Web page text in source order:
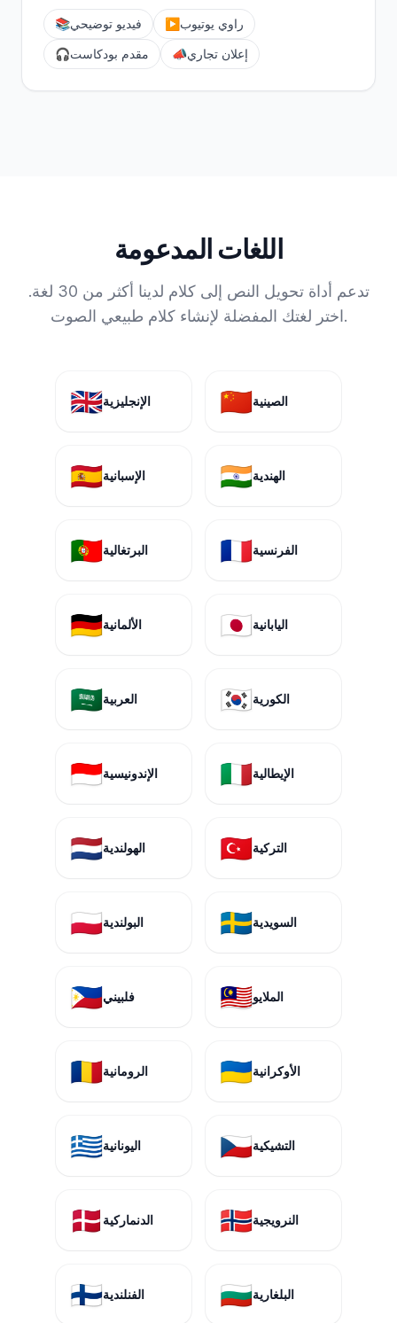
📚فيديو توضيحي ▶️ راوي يوتيوب
🎧مقدم بودكاست 📣إعلان تجاري
اللغات المدعومة
تدعم أداة تحويل النص إلى كلام لدينا أكثر من 30 لغة.
اختر لغتك المفضلة لإنشاء كلام طبيعي الصوت.
🇬🇧الإنجليزية 🇨🇳الصينية
🇪🇸الإسبانية 🇮🇳الهندية
🇵🇹البرتغالية 🇫🇷الفرنسية
🇩🇪الألمانية 🇯🇵اليابانية
🇸🇦العربية 🇰🇷الكورية
🇮🇩الإندونيسية 🇮🇹الإيطالية
🇳🇱الهولندية 🇹🇷التركية
🇵🇱البولندية 🇸🇪السويدية
🇵🇭فلبيني 🇲🇾الملايو
🇷🇴الرومانية 🇺🇦الأوكرانية
🇬🇷اليونانية 🇨🇿التشيكية
🇩🇰 الدنماركية 🇳🇴النرويجية
🇫🇮الفنلندية 🇧🇬البلغارية